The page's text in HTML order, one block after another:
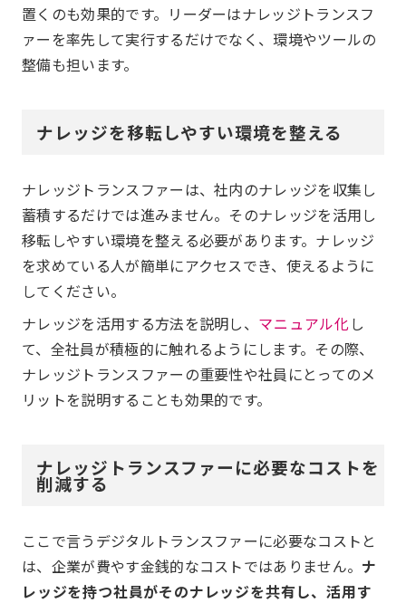
置くのも効果的です。リーダーはナレッジトランスフ
ァーを率先して実行するだけでなく、環境やツールの
整備も担います。
ナレッジを移転しやすい環境を整える
ナレッジトランスファーは、社内のナレッジを収集し
蓄積するだけでは進みません。そのナレッジを活用し
移転しやすい環境を整える必要があります。ナレッジ
を求めている人が簡単にアクセスでき、使えるように
してください。
ナレッジを活用する方法を説明し、 マニュアル化 し
て、全社員が積極的に触れるようにします。その際、
ナレッジトランスファーの重要性や社員にとってのメ
リットを説明することも効果的です。
ナレッジトランスファーに必要なコストを
削減する
ここで言うデジタルトランスファーに必要なコストと
は、企業が費やす金銭的なコストではありません。 ナ
レッジを持つ社員がそのナレッジを共有し、活用す